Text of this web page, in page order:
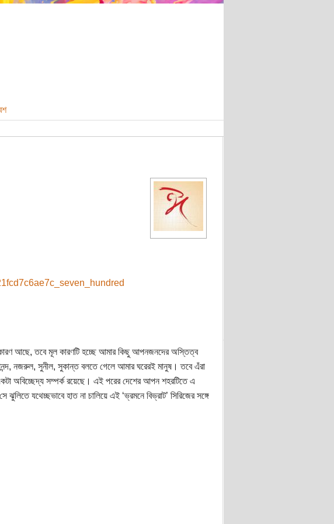
আছে, তবে মূল কারণটি হচ্ছে আমার কিছু আপনজনদের অস্তিত্ব
নজরুল, সুনীল, সুকান্ত বলতে গেলে আমার ঘরেরই মানুষ। তবে এঁরা
অবিচ্ছেদ্য সম্পর্ক রয়েছে। এই পরের দেশের আপন শহরটিতে এ
যথেচ্ছভাবে হাত না চালিয়ে এই ‘ভ্রমনে বিভ্রাট’ সিরিজের সঙ্গে